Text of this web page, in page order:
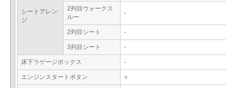
シートアレン
ジ
2列目ウォークス
ルー
-
2列目シート -
3列目シート -
床下ラゲージボックス -
エンジンスタートボタン ○